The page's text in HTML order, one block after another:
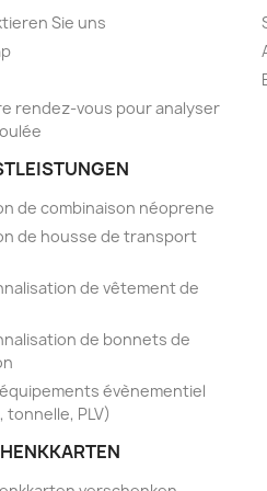
Sie uns
rendez-vous pour analyser
de combinaison néoprene
de housse de transport
de vêtement de
de bonnets de
évènementiel
tonnelle, PLV)